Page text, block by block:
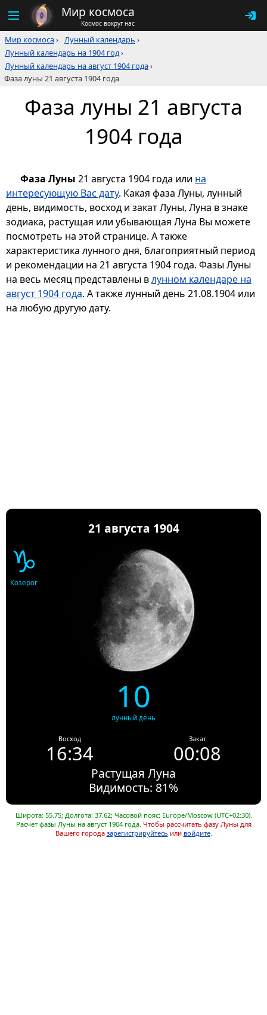
Мир космоса
Космос вокруг нас
Мир космоса› Лунный календарь ›
Лунный календарь на 1904 год›
Лунный календарь на август 1904 года›
Фаза луны 21 августа 1904 года
Фаза луны 21 августа
1904 года
Фаза Луны 21 августа 1904 года или на
интересующую Вас дату. Какая фаза Луны, лунный
день, видимость, восход и закат Луны, Луна в знаке
зодиака, растущая или убывающая Луна Вы можете
посмотреть на этой странице. А также
характеристика лунного дня, благоприятный период
и рекомендации на 21 августа 1904 года. Фазы Луны
на весь месяц представлены влунном календаре на
август 1904 года. А также лунный день 21.08.1904 или
на любую другую дату.
21 августа 1904
♑
Козерог
10
лунный день
Восход
16:34
Закат
00:08
Растущая Луна
Видимость: 81%
Широта: 55.75; Долгота: 37.62; Часовой пояс: Europe/Moscow (UTC+02:30).
Расчет фазы Луны на август 1904 года. Чтобы рассчитать фазу Луны для
Вашего города зарегистрируйтесь или войдите.